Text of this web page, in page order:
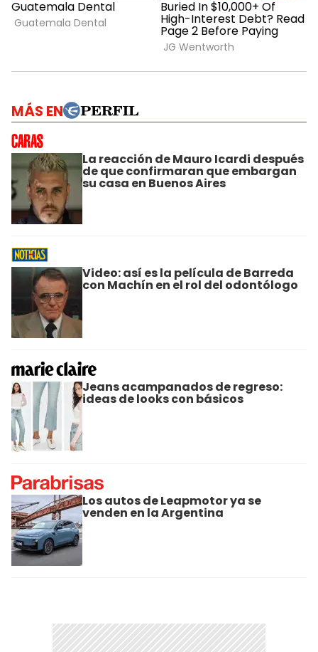
MÁS EN
La reacción de Mauro Icardi después
de que confirmaran que embargan
su casa en Buenos Aires
Video: así es la película de Barreda
con Machín en el rol del odontólogo
Jeans acampanados de regreso:
ideas de looks con básicos
Los autos de Leapmotor ya se
venden en la Argentina